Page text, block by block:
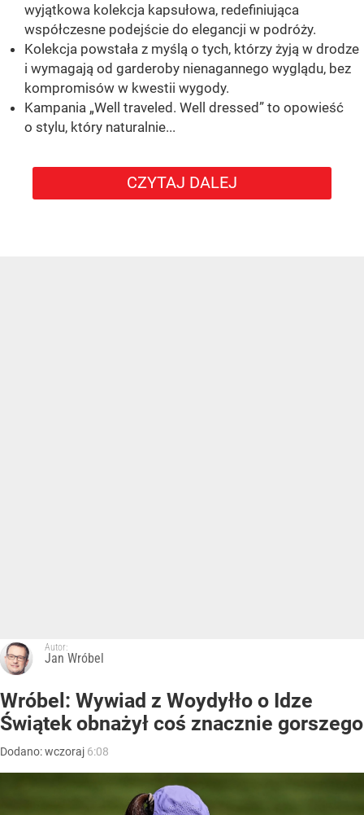
wyjątkowa kolekcja kapsułowa, redefiniująca
współczesne podejście do elegancji w podróży.
Kolekcja powstała z myślą o tych, którzy żyją w drodze
i wymagają od garderoby nienagannego wyglądu, bez
kompromisów w kwestii wygody.
Kampania „Well traveled. Well dressed” to opowieść
o stylu, który naturalnie...
CZYTAJ DALEJ
Autor:
Jan Wróbel
Wróbel: Wywiad z Woydyłło o Idze
Świątek obnażył coś znacznie gorszego
Dodano:wczoraj 6:08